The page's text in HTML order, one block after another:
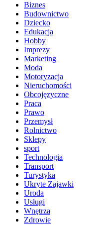
Biznes
Budownictwo
Dziecko
Edukacja
Hobby
Imprezy
Marketing
Moda
Motoryzacja
Nieruchomości
Obcojęzyczne
Praca
Prawo
Przemysł
Rolnictwo
Sklepy
sport
Technologia
Transport
Turystyka
Ukryte Zajawki
Uroda
Usługi
Wnętrza
Zdrowie